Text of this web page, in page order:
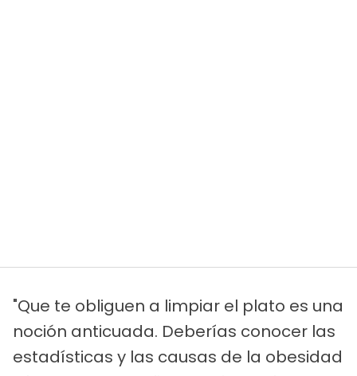
"Que te obliguen a limpiar el plato es una
noción anticuada. Deberías conocer las
estadísticas y las causas de la obesidad